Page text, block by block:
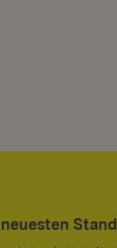
Stand